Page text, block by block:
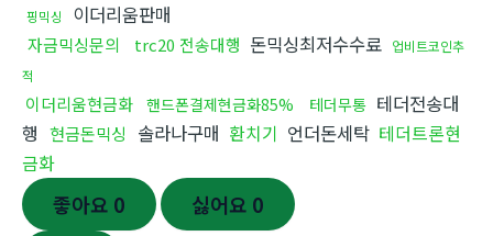
핑믹싱 이더리움판매
자금믹싱문의 trc20 전송대행 돈믹싱최저수수료 업비트코인추
적
이더리움현금화 핸드폰결제현금화85% 테더무통 테더전송대
행 현금돈믹싱 솔라나구매 환치기 언더돈세탁 테더트론현
금화
좋아요 0 싫어요 0